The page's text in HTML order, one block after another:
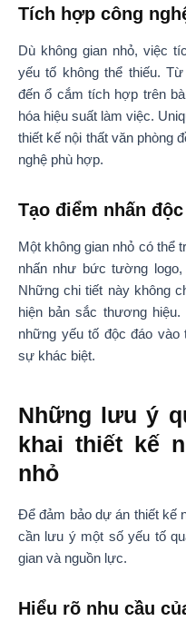
Tích hợp công
Dù không gian nhỏ, việc
yếu tố không thể thiếu.
đến ổ cắm tích hợp trên
hóa hiệu suất làm việc.
thiết kế nội thất văn phòng
nghệ phù hợp.
Tạo điểm nhấn
Một không gian nhỏ có thể
nhấn như bức tường logo,
Những chi tiết này không
hiện bản sắc thương
những yếu tố độc đáo vào
sự khác biệt.
Những lưu ý
khai thiết kế
nhỏ
Để đảm bảo dự án thiết kế
cần lưu ý một số yếu tố
gian và nguồn lực.
Hiểu rõ nhu cầu